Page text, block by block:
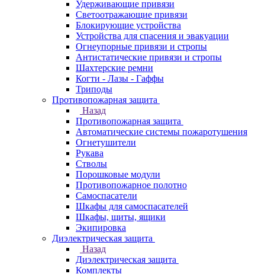
Удерживающие привязи
Светоотражающие привязи
Блокирующие устройства
Устройства для спасения и эвакуации
Огнеупорные привязи и стропы
Антистатические привязи и стропы
Шахтерские ремни
Когти - Лазы - Гаффы
Триподы
Противопожарная защита
Назад
Противопожарная защита
Автоматические системы пожаротушения
Огнетушители
Рукава
Стволы
Порошковые модули
Противопожарное полотно
Самоспасатели
Шкафы для самоспасателей
Шкафы, щиты, ящики
Экипировка
Диэлектрическая защита
Назад
Диэлектрическая защита
Комплекты